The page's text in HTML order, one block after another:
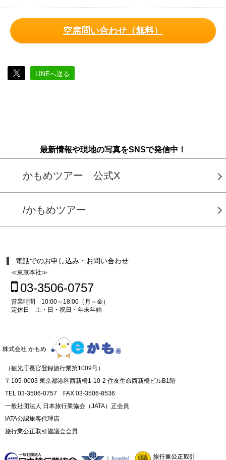
空席問い合わせ（無料）
LINEへ送る
最新情報や現地の写真をSNSで発信中！
かもめツアー 公式X
/かもめツアー
電話でのお申し込み・お問い合わせ
≪東京本社≫
03-3506-0757
営業時間 10:00～18:00（月～金）
定休日 土・日・祝日・年末年始
株式会社 かもめ
（観光庁長官登録旅行業第1009号）
〒105-0003 東京都港区西新橋1-10-2 住友生命西新橋ビルB1階
TEL 03-3506-0757 FAX 03-3506-8536
一般社団法人 日本旅行業協会（JATA）正会員
IATA公認旅客代理店
旅行業公正取引協議会会員